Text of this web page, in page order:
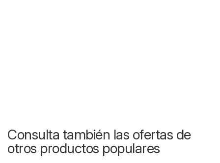
Consulta también las ofertas de
otros productos populares